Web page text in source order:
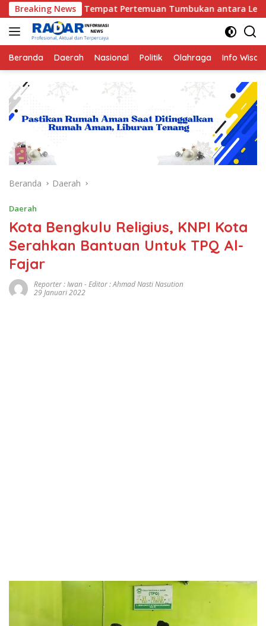
Langsung
ke
konten
Breaking News
Pertemuan Tumbukan antara Lempeng Indo-Australia
Beranda Daerah Nasional Politik Olahraga Info
Beranda Daerah
Daerah
Kota Bengkulu Religius, KNPI Kota
Serahkan Bantuan Untuk TPQ Al-
Fajar
Reporter : Iwan - Editor : Ahmad Nasti Nasution
29 Januari 2022